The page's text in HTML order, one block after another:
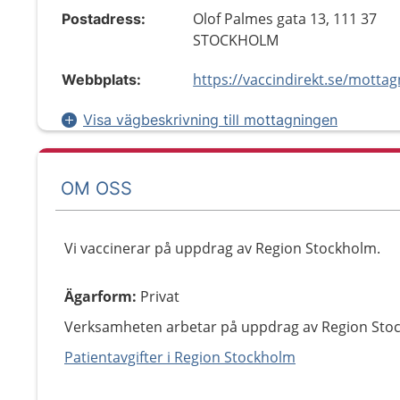
Postadress:
Olof Palmes gata 13, 111 37
STOCKHOLM
Webbplats:
Visa vägbeskrivning till mottagningen
OM OSS
Vi vaccinerar på uppdrag av Region Stockholm.
Ägarform: Privat
Verksamheten arbetar på uppdrag av Region
Patientavgifter i Region Stockholm